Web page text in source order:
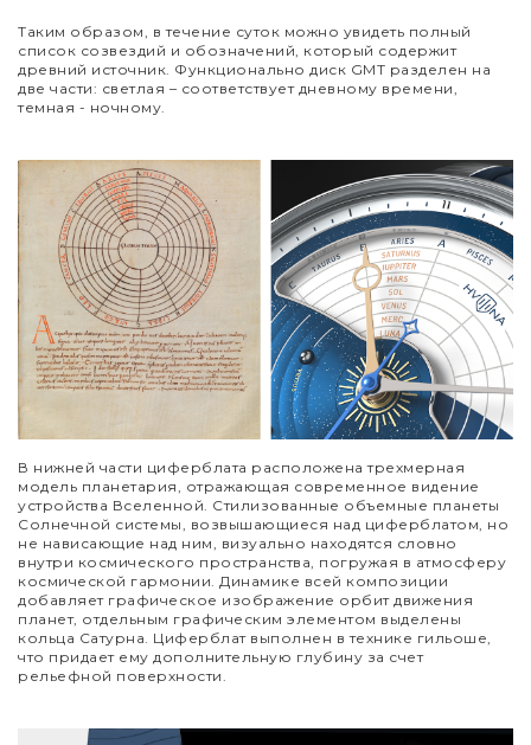
Таким образом, в течение суток можно увидеть полный
список созвездий и обозначений, который содержит
древний источник. Функционально диск GMT разделен на
две части: светлая – соответствует дневному времени,
темная - ночному.
В нижней части циферблата расположена трехмерная
модель планетария, отражающая современное видение
устройства Вселенной. Стилизованные объемные планеты
Солнечной системы, возвышающиеся над циферблатом, но
не нависающие над ним, визуально находятся словно
внутри космического пространства, погружая в атмосферу
космической гармонии. Динамике всей композиции
добавляет графическое изображение орбит движения
планет, отдельным графическим элементом выделены
кольца Сатурна. Циферблат выполнен в технике гильоше,
что придает ему дополнительную глубину за счет
рельефной поверхности.